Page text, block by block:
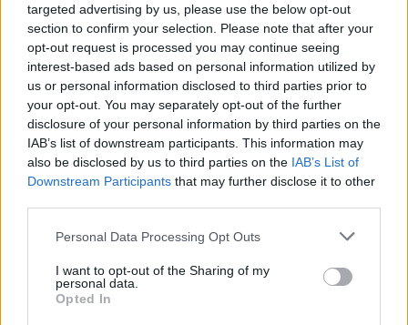
targeted advertising by us, please use the below opt-out
section to confirm your selection. Please note that after your
opt-out request is processed you may continue seeing
interest-based ads based on personal information utilized by
us or personal information disclosed to third parties prior to
your opt-out. You may separately opt-out of the further
disclosure of your personal information by third parties on the
IAB’s list of downstream participants. This information may
also be disclosed by us to third parties on the IAB’s List of
Downstream Participants that may further disclose it to other
Personal Data Processing Opt Outs
I want to opt-out of the Sharing of my
personal data.
Opted In
View this post on Instagram
A post shared by Rumer Glenn Willis (@rumerwillis)